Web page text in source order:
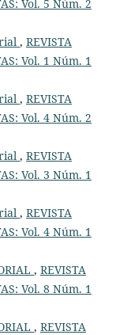
Vol. 5 Núm. 2
, REVISTA
Vol. 1 Núm. 1
, REVISTA
Vol. 4 Núm. 2
, REVISTA
Vol. 3 Núm. 1
, REVISTA
Vol. 4 Núm. 1
, REVISTA
Vol. 8 Núm. 1
, REVISTA